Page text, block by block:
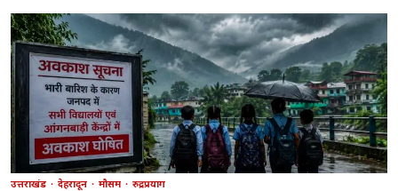
उत्तराखंड देहरादून मौसम रुद्रप्रयाग